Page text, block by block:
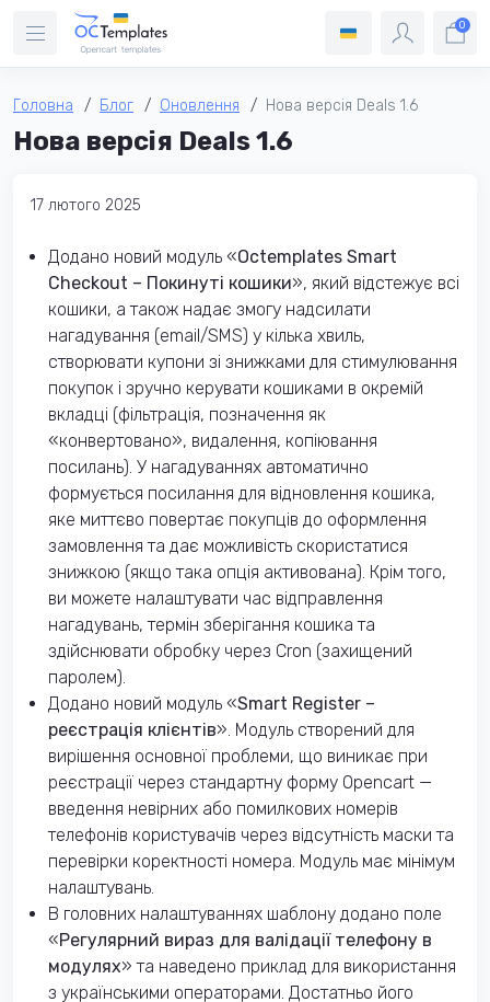
0
Головна Блог Оновлення Нова версія Deals 1.6
Нова версія Deals 1.6
17 лютого 2025
Додано новий модуль «Octemplates Smart
Checkout – Покинуті кошики», який відстежує всі
кошики, а також надає змогу надсилати
нагадування (email/SMS) у кілька хвиль,
створювати купони зі знижками для стимулювання
покупок і зручно керувати кошиками в окремій
вкладці (фільтрація, позначення як
«конвертовано», видалення, копіювання
посилань). У нагадуваннях автоматично
формується посилання для відновлення кошика,
яке миттєво повертає покупців до оформлення
замовлення та дає можливість скористатися
знижкою (якщо така опція активована). Крім того,
ви можете налаштувати час відправлення
нагадувань, термін зберігання кошика та
здійснювати обробку через Cron (захищений
паролем).
Додано новий модуль «Smart Register –
реєстрація клієнтів». Модуль створений для
вирішення основної проблеми, що виникає при
реєстрації через стандартну форму Opencart —
введення невірних або помилкових номерів
телефонів користувачів через відсутність маски та
перевірки коректності номера. Модуль має мінімум
налаштувань.
В головних налаштуваннях шаблону додано поле
«Регулярний вираз для валідації телефону в
модулях» та наведено приклад для використання
з українськими операторами. Достатньо його